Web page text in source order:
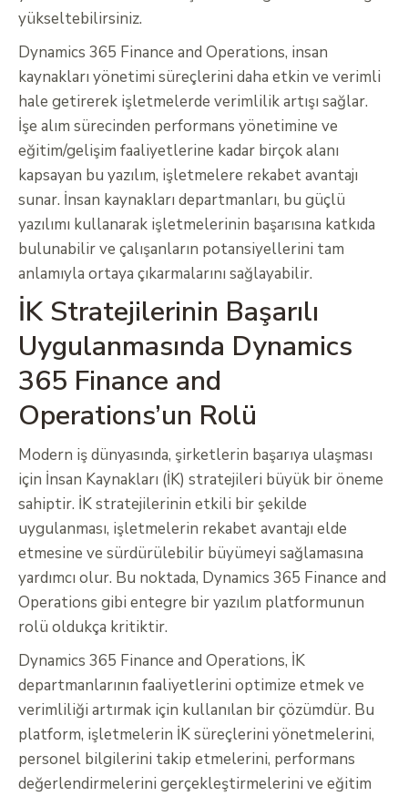
yükseltebilirsiniz.
Dynamics 365 Finance and Operations, insan
kaynakları yönetimi süreçlerini daha etkin ve verimli
hale getirerek işletmelerde verimlilik artışı sağlar.
İşe alım sürecinden performans yönetimine ve
eğitim/gelişim faaliyetlerine kadar birçok alanı
kapsayan bu yazılım, işletmelere rekabet avantajı
sunar. İnsan kaynakları departmanları, bu güçlü
yazılımı kullanarak işletmelerinin başarısına katkıda
bulunabilir ve çalışanların potansiyellerini tam
anlamıyla ortaya çıkarmalarını sağlayabilir.
İK Stratejilerinin Başarılı
Uygulanmasında Dynamics
365 Finance and
Operations’un Rolü
Modern iş dünyasında, şirketlerin başarıya ulaşması
için İnsan Kaynakları (İK) stratejileri büyük bir öneme
sahiptir. İK stratejilerinin etkili bir şekilde
uygulanması, işletmelerin rekabet avantajı elde
etmesine ve sürdürülebilir büyümeyi sağlamasına
yardımcı olur. Bu noktada, Dynamics 365 Finance and
Operations gibi entegre bir yazılım platformunun
rolü oldukça kritiktir.
Dynamics 365 Finance and Operations, İK
departmanlarının faaliyetlerini optimize etmek ve
verimliliği artırmak için kullanılan bir çözümdür. Bu
platform, işletmelerin İK süreçlerini yönetmelerini,
personel bilgilerini takip etmelerini, performans
değerlendirmelerini gerçekleştirmelerini ve eğitim